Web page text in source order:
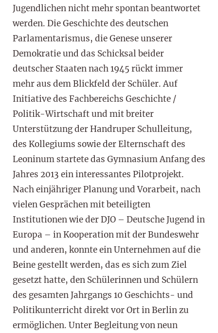
Jugendlichen nicht mehr spontan beantwortet
werden. Die Geschichte des deutschen
Parlamentarismus, die Genese unserer
Demokratie und das Schicksal beider
deutscher Staaten nach 1945 rückt immer
mehr aus dem Blickfeld der Schüler. Auf
Initiative des Fachbereichs Geschichte /
Politik-Wirtschaft und mit breiter
Unterstützung der Handruper Schulleitung,
des Kollegiums sowie der Elternschaft des
Leoninum startete das Gymnasium Anfang des
Jahres 2013 ein interessantes Pilotprojekt.
Nach einjähriger Planung und Vorarbeit, nach
vielen Gesprächen mit beteiligten
Institutionen wie der DJO – Deutsche Jugend in
Europa – in Kooperation mit der Bundeswehr
und anderen, konnte ein Unternehmen auf die
Beine gestellt werden, das es sich zum Ziel
gesetzt hatte, den Schülerinnen und Schülern
des gesamten Jahrgangs 10 Geschichts- und
Politikunterricht direkt vor Ort in Berlin zu
ermöglichen. Unter Begleitung von neun